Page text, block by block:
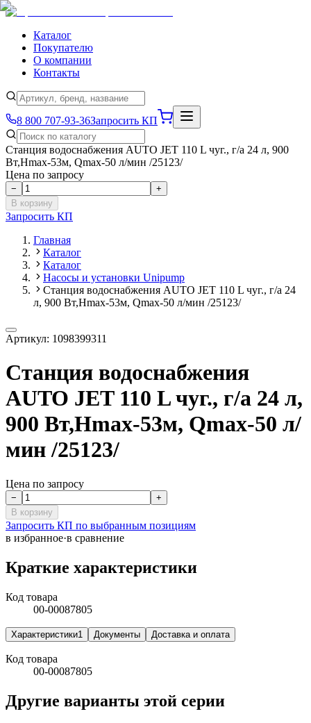
Каталог
Покупателю
О компании
Контакты
8 800 707-93-36Запросить КП
Станция водоснабжения AUTO JET 110 L чуг., г/а 24 л, 900
Вт,Hmax-53м, Qmax-50 л/мин /25123/
Цена по запросу
−
+
В корзину
Запросить КП
Главная
Каталог
Каталог
Насосы и установки Unipump
Станция водоснабжения AUTO JET 110 L чуг., г/а 24
л, 900 Вт,Hmax-53м, Qmax-50 л/мин /25123/
Артикул: 1098399311
Станция водоснабжения
AUTO JET 110 L чуг., г/а 24 л,
900 Вт,Hmax-53м, Qmax-50 л/
мин /25123/
Цена по запросу
−
+
В корзину
Запросить КП по выбранным позициям
в избранное·в сравнение
Краткие характеристики
Код товара
00-00087805
Характеристики1 Документы Доставка и оплата
Код товара
00-00087805
Другие варианты этой серии